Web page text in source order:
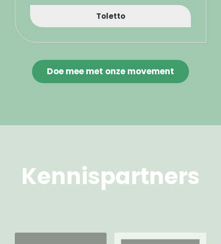
Toletto
Doe mee met onze movement
Kennispartners